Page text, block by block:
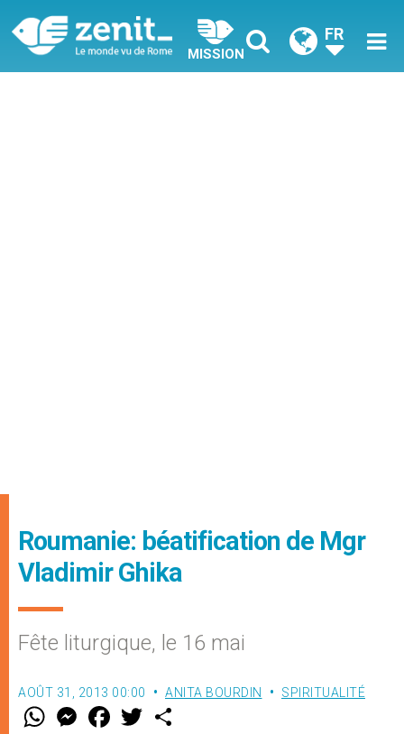
MISSION
FR
Roumanie: béatification de Mgr
Vladimir Ghika
Fête liturgique, le 16 mai
AOÛT 31, 2013 00:00 ANITA BOURDIN SPIRITUALITÉ
W M
e
F
a w